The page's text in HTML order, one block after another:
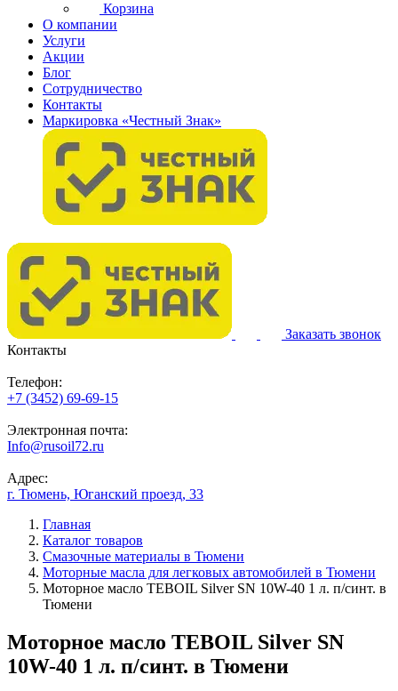
Корзина
О компании
Услуги
Акции
Блог
Сотрудничество
Контакты
Маркировка «Честный Знак»
Заказать звонок
Контакты
Телефон:
+7 (3452) 69-69-15
Электронная почта:
Info@rusoil72.ru
Адрес:
г. Тюмень, Юганский проезд, 33
Главная
Каталог товаров
Смазочные материалы в Тюмени
Моторные масла для легковых автомобилей в Тюмени
Моторное масло TEBOIL Silver SN 10W-40 1 л. п/синт. в
Тюмени
Моторное масло TEBOIL Silver SN
10W-40 1 л. п/синт. в Тюмени